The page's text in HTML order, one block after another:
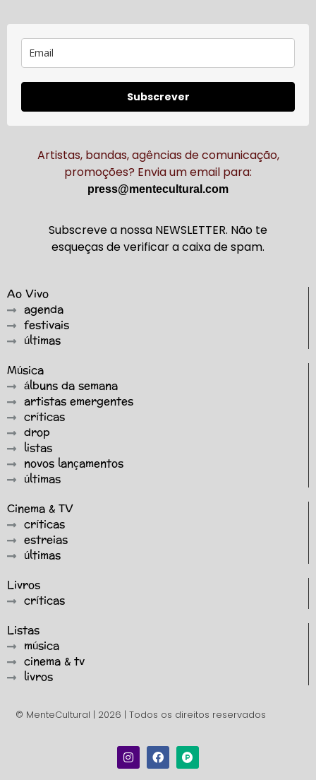
Subscrever
Artistas, bandas, agências de comunicação,
promoções? Envia um email para:
press@mentecultural.com
Subscreve a nossa NEWSLETTER. Não te
esqueças de verificar a caixa de spam.
Ao Vivo
agenda
festivais
últimas
Música
álbuns da semana
artistas emergentes
críticas
drop
listas
novos lançamentos
últimas
Cinema & TV
críticas
estreias
últimas
Livros
críticas
Listas
música
cinema & tv
livros
© MenteCultural | 2026 | Todos os direitos reservados